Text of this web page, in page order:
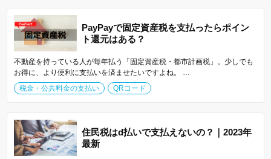
PayPayで固定資産税を支払ったらポイン
ト還元はある？
不動産を持っている人が毎年払う「固定資産税・都市計画税」。少しでも
お得に、より便利に支払いを済ませたいですよね。 …
税金・公共料金の支払い
QRコード
住民税はd払いで支払えないの？｜2023年
最新